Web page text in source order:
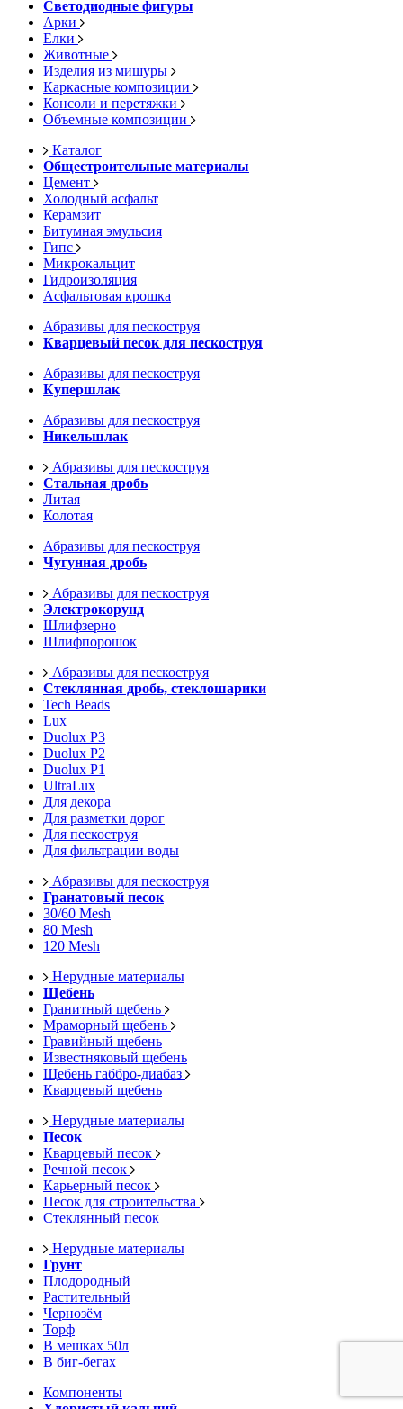
Светодиодные фигуры
Арки
Елки
Животные
Изделия из мишуры
Каркасные композиции
Консоли и перетяжки
Объемные композиции
Каталог
Общестроительные материалы
Цемент
Холодный асфальт
Керамзит
Битумная эмульсия
Гипс
Микрокальцит
Гидроизоляция
Асфальтовая крошка
Абразивы для пескоструя
Кварцевый песок для пескоструя
Абразивы для пескоструя
Купершлак
Абразивы для пескоструя
Никельшлак
Абразивы для пескоструя
Стальная дробь
Литая
Колотая
Абразивы для пескоструя
Чугунная дробь
Абразивы для пескоструя
Электрокорунд
Шлифзерно
Шлифпорошок
Абразивы для пескоструя
Стеклянная дробь, стеклошарики
Tech Beads
Lux
Duolux P3
Duolux P2
Duolux P1
UltraLux
Для декора
Для разметки дорог
Для пескоструя
Для фильтрации воды
Абразивы для пескоструя
Гранатовый песок
30/60 Mesh
80 Mesh
120 Mesh
Нерудные материалы
Щебень
Гранитный щебень
Мраморный щебень
Гравийный щебень
Известняковый щебень
Щебень габбро-диабаз
Кварцевый щебень
Нерудные материалы
Песок
Кварцевый песок
Речной песок
Карьерный песок
Песок для строительства
Стеклянный песок
Нерудные материалы
Грунт
Плодородный
Растительный
Чернозём
Торф
В мешках 50л
В биг-бегах
Компоненты